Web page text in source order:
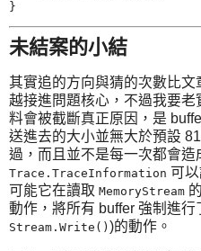
未結案的小結
其實追的方向與猜的次數比
越接進問題核心，不過我要
料會被截斷真正原因，是
送進去的大小並無大於預設
過，而且並不是每一次都會
Trace.TraceInformation 可
可能它在讀取 MemoryStream
動作，將所有 buffer 強制進行
Stream.Write() )的動作。